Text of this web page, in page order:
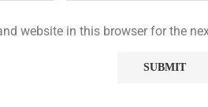
website in this browser for the